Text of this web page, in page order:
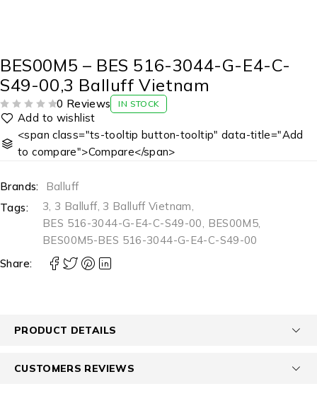
BES00M5 – BES 516-3044-G-E4-C-
S49-00,3 Balluff Vietnam
0 Reviews IN STOCK
<span class="ts-tooltip button-tooltip" data-title="Add
to compare">Compare</span>
Brands:
Balluff
Tags:
3, 3 Balluff, 3 Balluff Vietnam,
BES 516-3044-G-E4-C-S49-00, BES00M5,
BES00M5-BES 516-3044-G-E4-C-S49-00
Share:
PRODUCT DETAILS
CUSTOMERS REVIEWS